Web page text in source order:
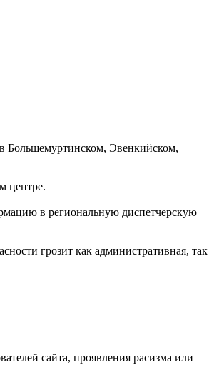
Большемуртинском, Эвенкийском,
центре.
в региональную диспетчерскую
грозит как административная, так
сайта, проявления расизма или